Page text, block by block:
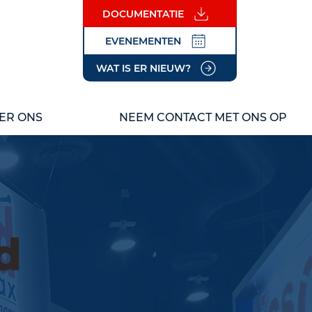
DOCUMENTATIE
EVENEMENTEN
WAT IS ER NIEUW?
ONS NEEM CONTACT MET ONS OP